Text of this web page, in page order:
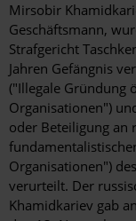
Mirsobir
Geschäftsmann,
Strafgericht
Jahren Gefängnis
("Illegale Gründung
Organisationen")
oder Beteiligung an
Organisationen")
verurteilt. Der
Khamidkariev gab